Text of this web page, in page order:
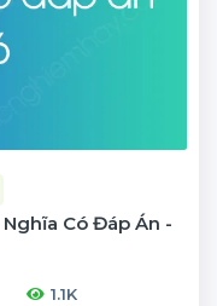
Có Đáp Án -
1.1K